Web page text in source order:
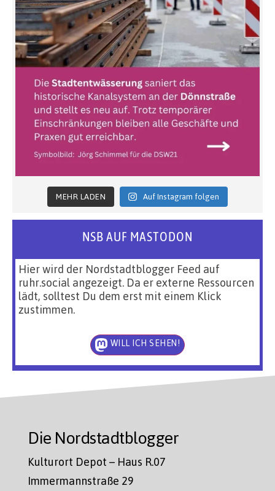
MEHR LADEN Auf Instagram folgen
NSB AUF MASTODON
Hier wird der Nordstadtblogger Feed auf
ruhr.social angezeigt. Da er externe Ressourcen
lädt, solltest Du dem erst mit einem Klick
zustimmen.
WILL ICH SEHEN!
Die Nordstadtblogger
Kulturort Depot – Haus R.07
Immermannstraße 29